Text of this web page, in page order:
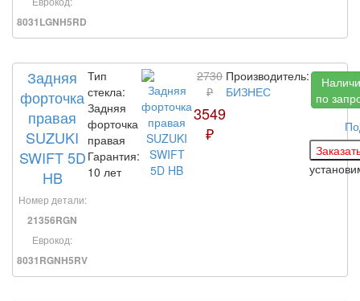
8031LGNH5RD
Задняя
форточка
правая
SUZUKI
SWIFT 5D
HB
Номер детали:
21356RGN
Еврокод:
8031RGNH5RV
Тип
стекла:
Задняя
форточка
правая
Гарантия:
10 лет
2730
₽
3549
₽
Производитель:
БИЗНЕС
по